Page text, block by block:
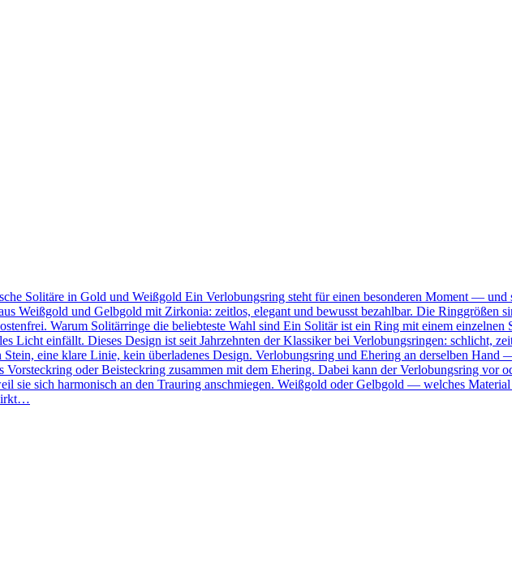
Solitäre in Gold und Weißgold Ein Verlobungsring steht für einen besonderen Moment — und
Weißgold und Gelbgold mit Zirkonia: zeitlos, elegant und bewusst bezahlbar. Die Ringgrößen
Warum Solitärringe die beliebteste Wahl sind Ein Solitär ist ein Ring mit einem
Licht einfällt. Dieses Design ist seit Jahrzehnten der Klassiker bei Verlobungsringen: schlicht,
eine klare Linie, kein überladenes Design. Verlobungsring und Ehering an derselben
oder Beisteckring zusammen mit dem Ehering. Dabei kann der Verlobungsring vor
sie sich harmonisch an den Trauring anschmiegen. Weißgold oder Gelbgold — welches